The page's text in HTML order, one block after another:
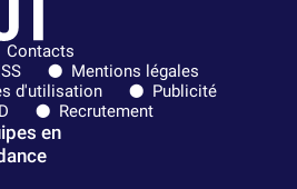
Contacts
Mentions légales
d'utilisation
Publicité
Recrutement
en